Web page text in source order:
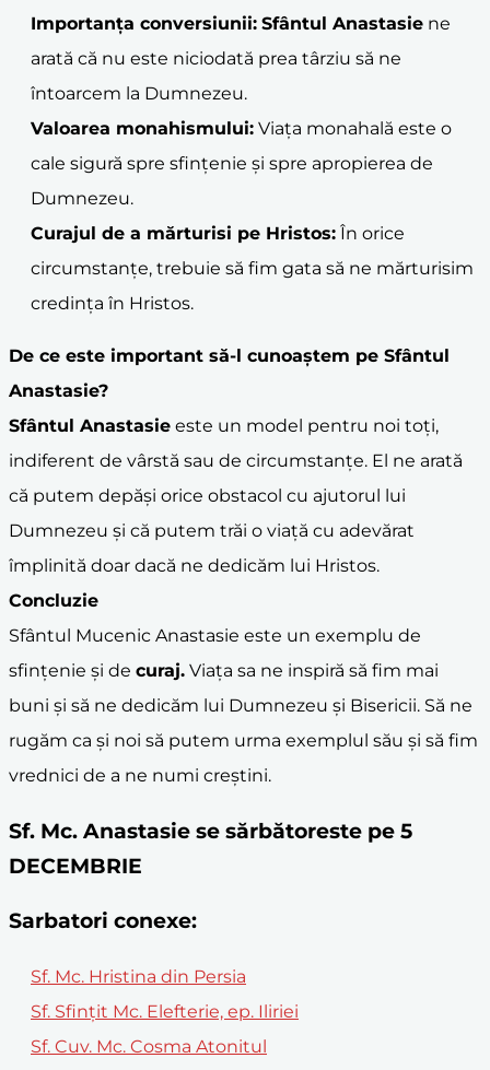
Importanța conversiunii: Sfântul Anastasie ne
arată că nu este niciodată prea târziu să ne
întoarcem la Dumnezeu.
Valoarea monahismului: Viața monahală este o
cale sigură spre sfințenie și spre apropierea de
Dumnezeu.
Curajul de a mărturisi pe Hristos: În orice
circumstanțe, trebuie să fim gata să ne mărturisim
credința în Hristos.
De ce este important să-l cunoaștem pe Sfântul
Anastasie?
Sfântul Anastasie este un model pentru noi toți,
indiferent de vârstă sau de circumstanțe. El ne arată
că putem depăși orice obstacol cu ajutorul lui
Dumnezeu și că putem trăi o viață cu adevărat
împlinită doar dacă ne dedicăm lui Hristos.
Concluzie
Sfântul Mucenic Anastasie este un exemplu de
sfințenie și de curaj. Viața sa ne inspiră să fim mai
buni și să ne dedicăm lui Dumnezeu și Bisericii. Să ne
rugăm ca și noi să putem urma exemplul său și să fim
vrednici de a ne numi creștini.
Sf. Mc. Anastasie se sărbătoreste pe 5
DECEMBRIE
Sarbatori conexe:
Sf. Mc. Hristina din Persia
Sf. Sfințit Mc. Elefterie, ep. Iliriei
Sf. Cuv. Mc. Cosma Atonitul